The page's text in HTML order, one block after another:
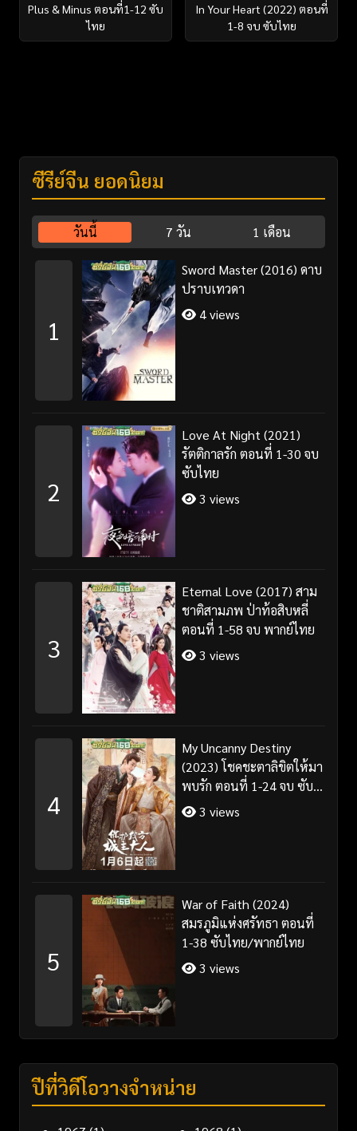
Plus & Minus ตอนที่1-12 ซับ
ไทย
In Your Heart (2022) ตอนที่
1-8 จบ ซับไทย
ซีรี่ย์จีน ยอดนิยม
วันนี้ 7 วัน 1 เดือน
1
Sword Master (2016) ดาบ
ปราบเทวดา
4 views
2
Love At Night (2021)
รัตติกาลรัก ตอนที่ 1-30 จบ
ซับไทย
3 views
3
Eternal Love (2017) สาม
ชาติสามภพ ป่าท้อสิบหลี่
ตอนที่ 1-58 จบ พากย์ไทย
3 views
4
My Uncanny Destiny
(2023) โชคชะตาลิขิตให้มา
พบรัก ตอนที่ 1-24 จบ ซับ
ไทย/พากย์ไทย
3 views
5
War of Faith (2024)
สมรภูมิแห่งศรัทธา ตอนที่
1-38 ซับไทย/พากย์ไทย
3 views
ปีที่วิดีโอวางจำหน่าย